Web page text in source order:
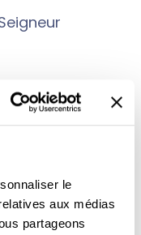
le
aux médias
partageons
Combeau,